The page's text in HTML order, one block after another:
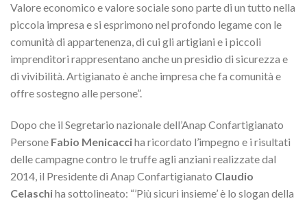
Valore economico e valore sociale sono parte di un tutto nella
piccola impresa e si esprimono nel profondo legame con le
comunità di appartenenza, di cui gli artigiani e i piccoli
imprenditori rappresentano anche un presidio di sicurezza e
di vivibilità. Artigianato è anche impresa che fa comunità e
offre sostegno alle persone”.
Dopo che il Segretario nazionale dell’Anap Confartigianato
Persone Fabio Menicacciha ricordato l’impegno e i risultati
delle campagne contro le truffe agli anziani realizzate dal
2014, il Presidente di Anap Confartigianato Claudio
Celaschiha sottolineato: “’Più sicuri insieme’ è lo slogan della